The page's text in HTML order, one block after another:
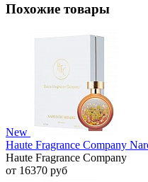
Похожие товары
New
Haute Fragrance Company
Haute Fragrance Company
от 16370 руб